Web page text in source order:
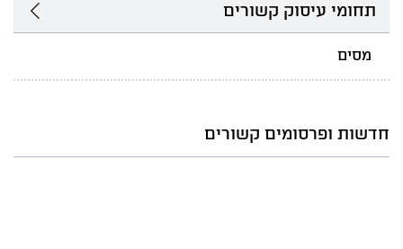
תחומי עיסוק קשורים
מסים
חדשות ופרסומים קשורים